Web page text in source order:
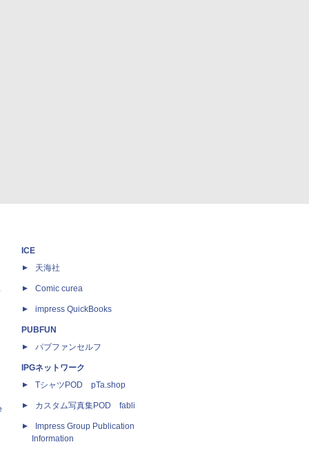
ICE
天海社
Comic curea
impress QuickBooks
PUBFUN
パブファンセルフ
IPGネットワーク
TシャツPOD pTa.shop
カスタム写真集POD fabli
Impress Group Publication
Information